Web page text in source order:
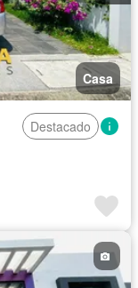
Casa
Destacado